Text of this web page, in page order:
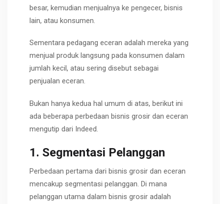
besar, kemudian menjualnya ke pengecer, bisnis
lain, atau konsumen.
Sementara pedagang eceran adalah mereka yang
menjual produk langsung pada konsumen dalam
jumlah kecil, atau sering disebut sebagai
penjualan eceran.
Bukan hanya kedua hal umum di atas, berikut ini
ada beberapa perbedaan bisnis grosir dan eceran
mengutip dari Indeed.
1. Segmentasi Pelanggan
Perbedaan pertama dari bisnis grosir dan eceran
mencakup segmentasi pelanggan. Di mana
pelanggan utama dalam bisnis grosir adalah